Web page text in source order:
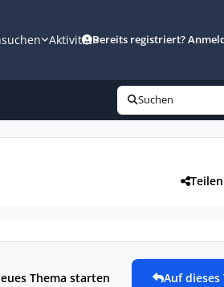
AktivitätBereits registriert?
Suchen
Teilen
Thema starten Auf